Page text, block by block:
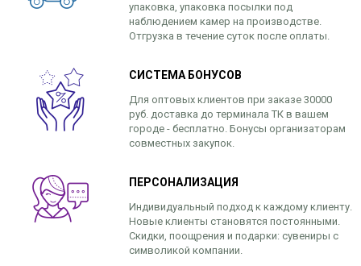
упаковка, упаковка посылки под
наблюдением камер на производстве.
Отгрузка в течение суток после оплаты.
СИСТЕМА БОНУСОВ
Для оптовых клиентов при заказе 30000
руб. доставка до терминала ТК в вашем
городе - бесплатно. Бонусы организаторам
совместных закупок.
ПЕРСОНАЛИЗАЦИЯ
Индивидуальный подход к каждому клиенту.
Новые клиенты становятся постоянными.
Скидки, поощрения и подарки: сувениры с
символикой компании.